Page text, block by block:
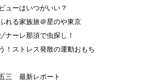
ューはいつがいい？
れる家族旅＠星のや東京
ーレ那須で虫探し！
！ストレス発散の運動おもち
三 最新レポート